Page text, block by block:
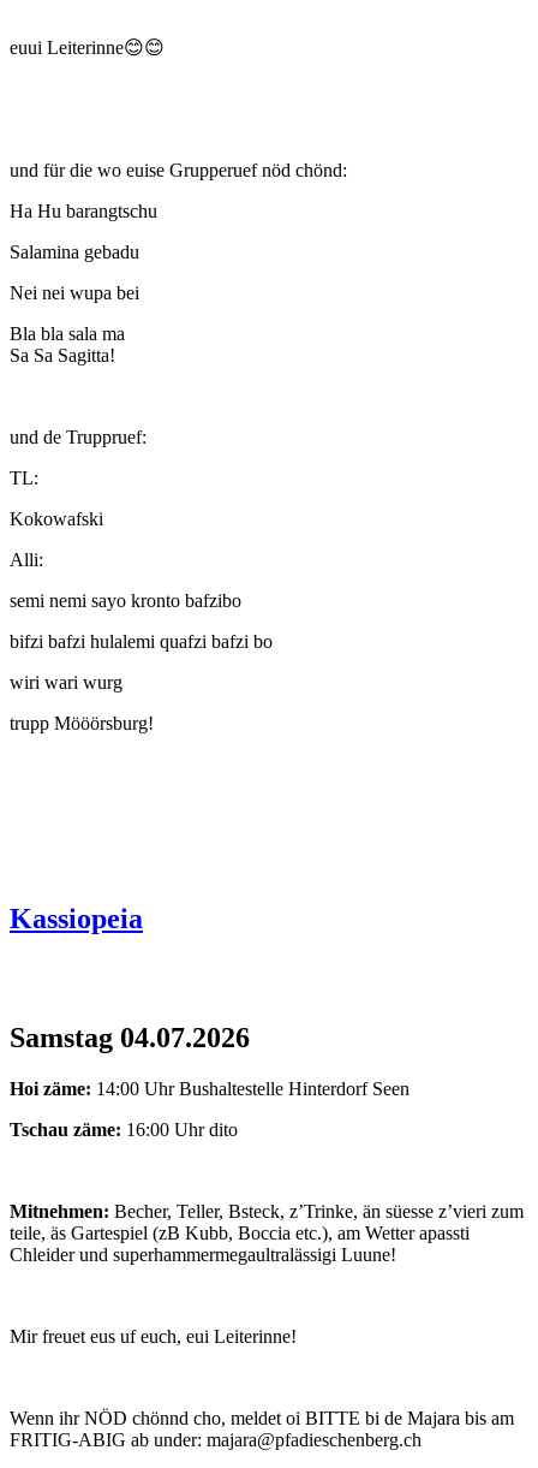
euui Leiterinne😊😊
und für die wo euise Grupperuef nöd chönd:
Ha Hu barangtschu
Salamina gebadu
Nei nei wupa bei
Bla bla sala ma
Sa Sa Sagitta!
und de Truppruef:
TL:
Kokowafski
Alli:
semi nemi sayo kronto bafzibo
bifzi bafzi hulalemi quafzi bafzi bo
wiri wari wurg
trupp Mööörsburg!
Kassiopeia
Samstag 04.07.2026
Hoi zäme: 14:00 Uhr Bushaltestelle Hinterdorf Seen
Tschau zäme: 16:00 Uhr dito
Mitnehmen: Becher, Teller, Bsteck, z’Trinke, än süesse z’vieri zum
teile, äs Gartespiel (zB Kubb, Boccia etc.), am Wetter apassti
Chleider und superhammermegaultralässigi Luune!
Mir freuet eus uf euch, eui Leiterinne!
Wenn ihr NÖD chönnd cho, meldet oi BITTE bi de Majara bis am
FRITIG-ABIG ab under: majara@pfadieschenberg.ch